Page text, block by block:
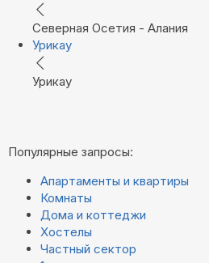
Северная Осетия - Алания
Урикау
Урикау
Популярные запросы:
Апартаменты и квартиры
Комнаты
Дома и коттеджи
Хостелы
Частный сектор